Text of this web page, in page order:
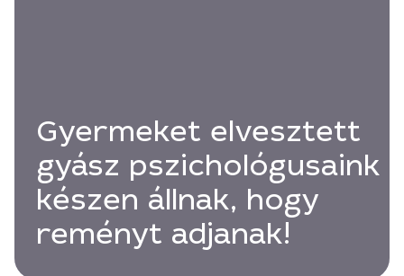
Gyermeket elvesztett
gyász pszichológusaink
készen állnak, hogy
reményt adjanak!